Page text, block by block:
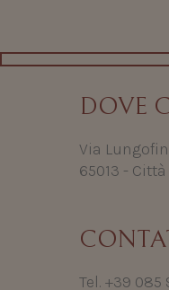
DOVE
Via
65013 -
Tel. +39 085